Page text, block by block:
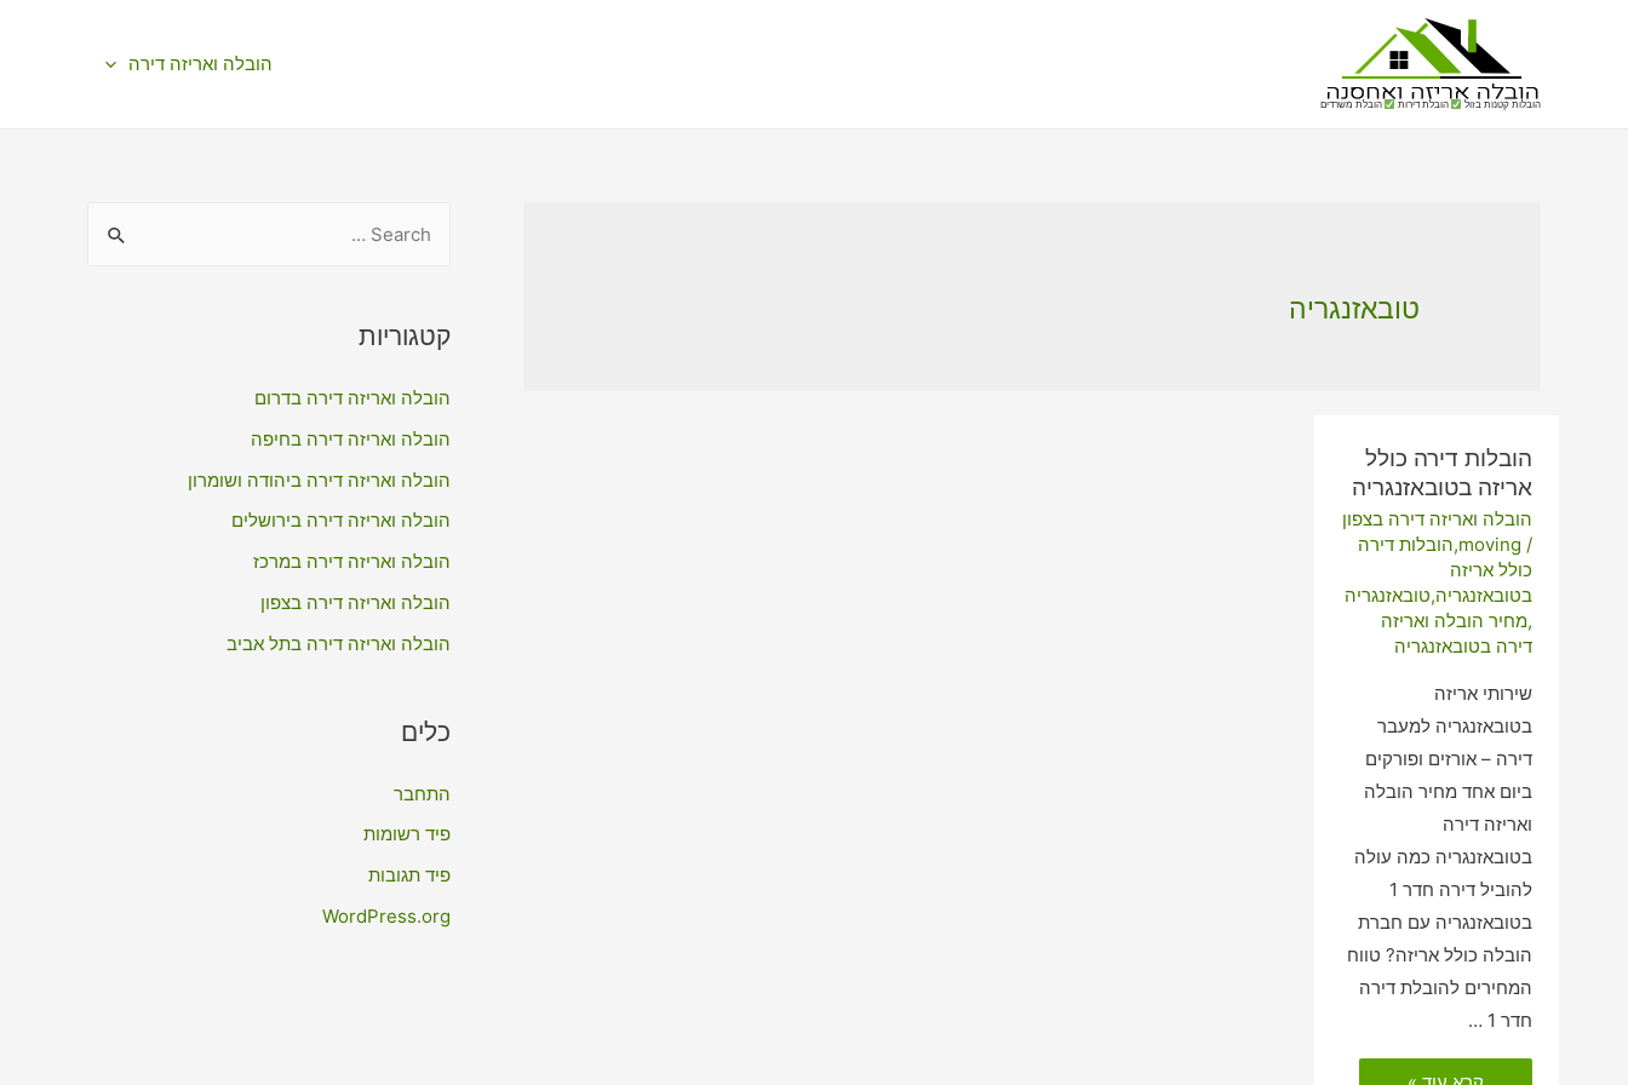
הובלות קטנות בזול הובלת דירות הובלת משרדים
הובלה ואריזה דירה
טובאזנגריה
הובלות דירה כולל
אריזה בטובאזנגריה
הובלה ואריזה דירה בצפון
/
moving
,הובלות דירה
כולל אריזה
בטובאזנגריה,טובאזנגריה
,מחיר הובלה ואריזה
דירה בטובאזנגריה
שירותי אריזה
בטובאזנגריה למעבר
דירה – אורזים ופורקים
ביום אחד מחיר הובלה
ואריזה דירה
בטובאזנגריה כמה עולה
להוביל דירה חדר 1
בטובאזנגריה עם חברת
הובלה כולל אריזה? טווח
המחירים להובלת דירה
חדר 1 …
הובלות
r
h
f
o
קטגוריות
הובלה ואריזה דירה בדרום
הובלה ואריזה דירה בחיפה
הובלה ואריזה דירה ביהודה ושומרון
הובלה ואריזה דירה בירושלים
הובלה ואריזה דירה במרכז
הובלה ואריזה דירה בצפון
הובלה ואריזה דירה בתל אביב
כלים
התחבר
פיד רשומות
פיד תגובות
WordPress.org